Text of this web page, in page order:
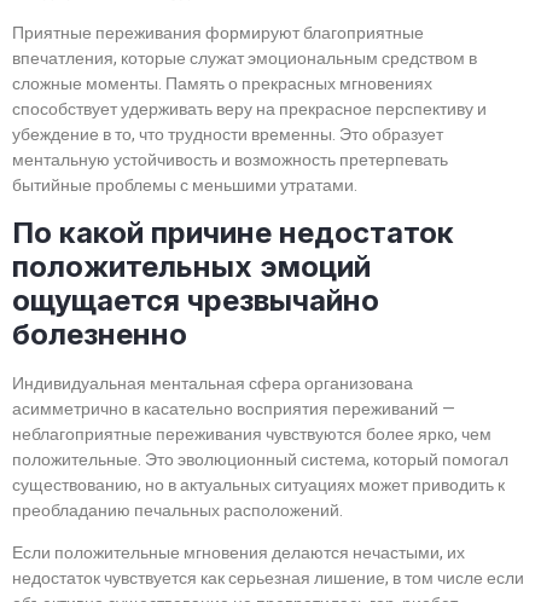
Приятные переживания формируют благоприятные
впечатления, которые служат эмоциональным средством в
сложные моменты. Память о прекрасных мгновениях
способствует удерживать веру на прекрасное перспективу и
убеждение в то, что трудности временны. Это образует
ментальную устойчивость и возможность претерпевать
бытийные проблемы с меньшими утратами.
По какой причине недостаток
положительных эмоций
ощущается чрезвычайно
болезненно
Индивидуальная ментальная сфера организована
асимметрично в касательно восприятия переживаний —
неблагоприятные переживания чувствуются более ярко, чем
положительные. Это эволюционный система, который помогал
существованию, но в актуальных ситуациях может приводить к
преобладанию печальных расположений.
Если положительные мгновения делаются нечастыми, их
недостаток чувствуется как серьезная лишение, в том числе если